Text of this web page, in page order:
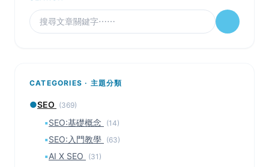
CATEGORIES · 主題分類
●SEO (369)
▪SEO:基礎概念 (14)
▪SEO:入門教學 (63)
▪AI X SEO (31)